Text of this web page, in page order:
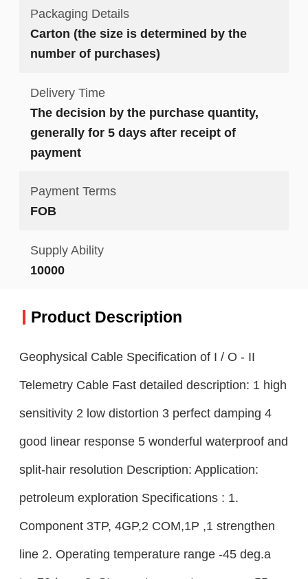
Packaging Details
Carton (the size is determined by the
number of purchases)
Delivery Time
The decision by the purchase quantity,
generally for 5 days after receipt of
payment
Payment Terms
FOB
Supply Ability
10000
Product Description
Geophysical Cable Specification of I / O - II
Telemetry Cable Fast detailed description: 1 high
sensitivity 2 low distortion 3 perfect damping 4
good linear response 5 wonderful waterproof and
split-hair resolution Description: Application:
petroleum exploration Specifications : 1.
Component 3TP, 4GP,2 COM,1P ,1 strengthen
line 2. Operating temperature range -45 deg.a